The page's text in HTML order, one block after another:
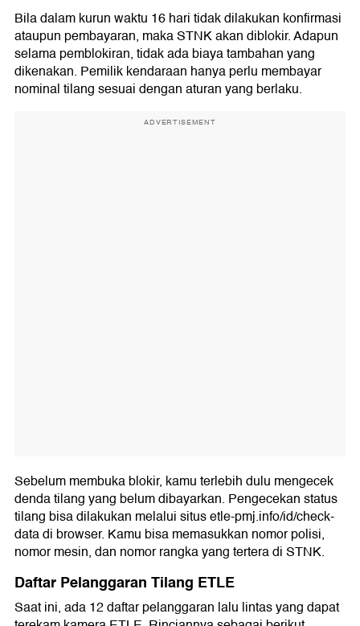
Bila dalam kurun waktu 16 hari tidak dilakukan konfirmasi
ataupun pembayaran, maka STNK akan diblokir. Adapun
selama pemblokiran, tidak ada biaya tambahan yang
dikenakan. Pemilik kendaraan hanya perlu membayar
nominal tilang sesuai dengan aturan yang berlaku.
ADVERTISEMENT
Sebelum membuka blokir, kamu terlebih dulu mengecek
denda tilang yang belum dibayarkan. Pengecekan status
tilang bisa dilakukan melalui situs etle-pmj.info/id/check-
data di browser. Kamu bisa memasukkan nomor polisi,
nomor mesin, dan nomor rangka yang tertera di STNK.
Daftar Pelanggaran Tilang ETLE
Saat ini, ada 12 daftar pelanggaran lalu lintas yang dapat